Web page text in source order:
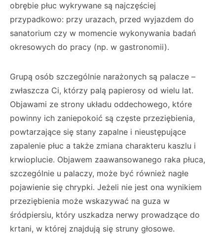
obrębie płuc wykrywane są najczęściej
przypadkowo: przy urazach, przed wyjazdem do
sanatorium czy w momencie wykonywania badań
okresowych do pracy (np. w gastronomii).
Grupą osób szczególnie narażonych są palacze –
zwłaszcza Ci, którzy palą papierosy od wielu lat.
Objawami ze strony układu oddechowego, które
powinny ich zaniepokoić są częste przeziębienia,
powtarzające się stany zapalne i nieustępujące
zapalenie płuc a także zmiana charakteru kaszlu i
krwioplucie. Objawem zaawansowanego raka płuca,
szczególnie u palaczy, może być również nagłe
pojawienie się chrypki. Jeżeli nie jest ona wynikiem
przeziębienia może wskazywać na guza w
śródpiersiu, który uszkadza nerwy prowadzące do
krtani, w której znajdują się struny głosowe.